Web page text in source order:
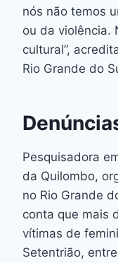
nós não temos
ou da violência.
cultural”,
Rio Grande do
Pesquisadora
da Quilombo,
no Rio Grande
conta que mais
vítimas de
Setentrião,